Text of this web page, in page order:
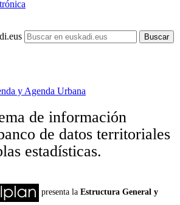
y Agenda Urbana
de información
de datos territoriales
estadísticas.
presenta la Estructura General y